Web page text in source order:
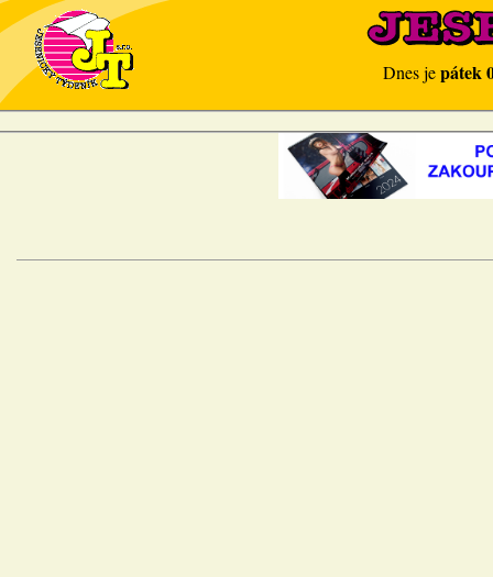
Dnes jepátek